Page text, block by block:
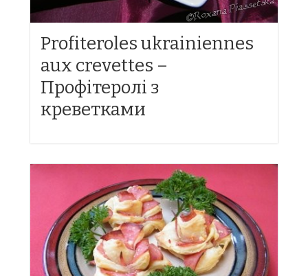
Profiteroles ukrainiennes
aux crevettes –
Профітеролі з
креветками